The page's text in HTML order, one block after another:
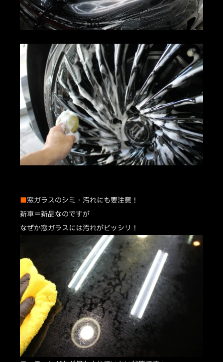
■窓ガラスのシミ・汚れにも要注意！
新車＝新品なのですが
なぜか窓ガラスには汚れがビッシリ！